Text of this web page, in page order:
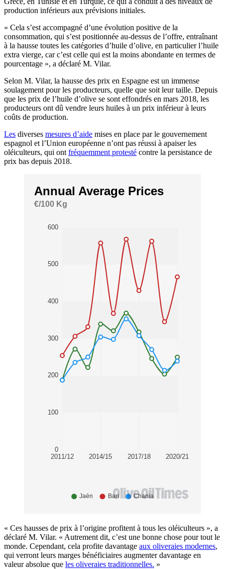
production inférieurs aux prévisions initiales.
« Cela s’est accompagné d’une évolution positive de la
consommation, qui s’est positionnée au-dessus de l’offre, entraînant
à la hausse toutes les catégories d’huile d’olive, en particulier l’huile
extra vierge, car c’est celle qui est la moins abondante en termes de
pourcentage », a déclaré M. Vilar.
Selon M. Vilar, la hausse des prix en Espagne est un immense
soulagement pour les producteurs, quelle que soit leur taille. Depuis
que les prix de l’huile d’olive se sont effondrés en mars 2018, les
producteurs ont dû vendre leurs huiles à un prix inférieur à leurs
coûts de production.
Les diverses mesures d’aide mises en place par le gouvernement
espagnol et l’Union européenne n’ont pas réussi à apaiser les
oléiculteurs, qui ont fréquemment protesté contre la persistance de
prix bas depuis 2018.
« Ces hausses de prix à l’origine profitent à tous les oléiculteurs », a
déclaré M. Vilar. « Autrement dit, c’est une bonne chose pour tout le
monde. Cependant, cela profite davantage aux oliveraies modernes,
qui verront leurs marges bénéficiaires augmenter davantage en
valeur absolue que les oliveraies traditionnelles. »